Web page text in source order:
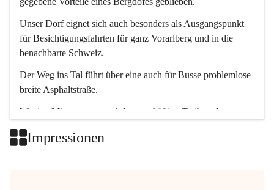
Unser Dorf eignet sich auch besonders als Ausgangspunkt
für Besichtigungsfahrten für ganz Vorarlberg und in die
benachbarte Schweiz.
Der Weg ins Tal führt über eine auch für Busse problemlose
breite Asphaltstraße.
Wenige Minuten nur, und das geschäftige Treiben der
Impressionen